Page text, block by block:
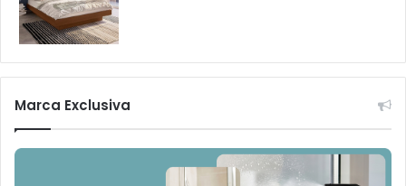
Marca Exclusiva